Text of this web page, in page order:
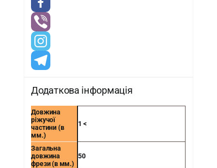
Додаткова інформація
Довжина
ріжучої
частини (в
мм.)
1 <
Загальна
довжина
фрези (в мм.)
50